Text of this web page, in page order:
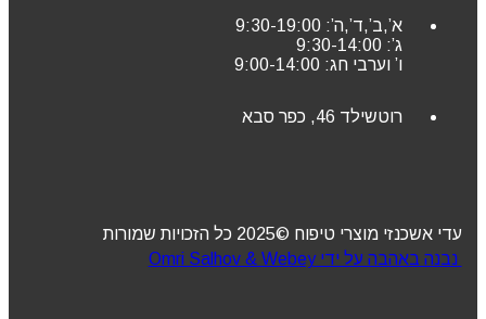
א’,ב’,ד’,ה’: 9:30-19:00
ג’: 9:30-14:00
ו’ וערבי חג: 9:00-14:00
רוטשילד 46, כפר סבא
עדי אשכנזי מוצרי טיפוח ©2025 כל הזכויות שמורות
נבנה באהבה על ידי Omri Salhov & Webey